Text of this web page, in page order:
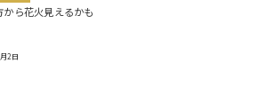
から花火見えるかも
2日